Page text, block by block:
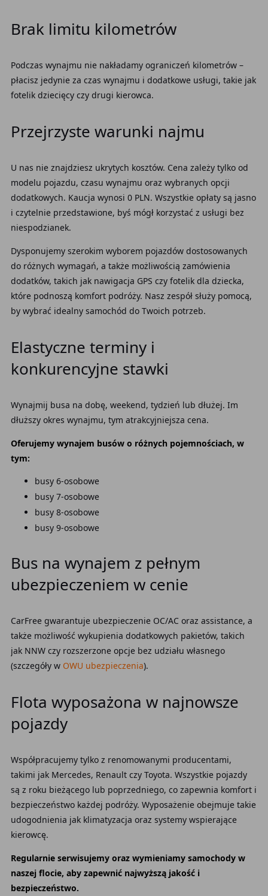
Brak limitu kilometrów
Podczas wynajmu nie nakładamy ograniczeń kilometrów –
płacisz jedynie za czas wynajmu i dodatkowe usługi, takie jak
fotelik dziecięcy czy drugi kierowca.
Przejrzyste warunki najmu
U nas nie znajdziesz ukrytych kosztów. Cena zależy tylko od
modelu pojazdu, czasu wynajmu oraz wybranych opcji
dodatkowych. Kaucja wynosi 0 PLN. Wszystkie opłaty są jasno
i czytelnie przedstawione, byś mógł korzystać z usługi bez
niespodzianek.
Dysponujemy szerokim wyborem pojazdów dostosowanych
do różnych wymagań, a także możliwością zamówienia
dodatków, takich jak nawigacja GPS czy fotelik dla dziecka,
które podnoszą komfort podróży. Nasz zespół służy pomocą,
by wybrać idealny samochód do Twoich potrzeb.
Elastyczne terminy i
konkurencyjne stawki
Wynajmij busa na dobę, weekend, tydzień lub dłużej. Im
dłuższy okres wynajmu, tym atrakcyjniejsza cena.
Oferujemy wynajem busów o różnych pojemnościach, w
tym:
busy 6-osobowe
busy 7-osobowe
busy 8-osobowe
busy 9-osobowe
Bus na wynajem z pełnym
ubezpieczeniem w cenie
CarFree gwarantuje ubezpieczenie OC/AC oraz assistance, a
także możliwość wykupienia dodatkowych pakietów, takich
jak NNW czy rozszerzone opcje bez udziału własnego
(szczegóły w OWU ubezpieczenia).
Flota wyposażona w najnowsze
pojazdy
Współpracujemy tylko z renomowanymi producentami,
takimi jak Mercedes, Renault czy Toyota. Wszystkie pojazdy
są z roku bieżącego lub poprzedniego, co zapewnia komfort i
bezpieczeństwo każdej podróży. Wyposażenie obejmuje takie
udogodnienia jak klimatyzacja oraz systemy wspierające
kierowcę.
Regularnie serwisujemy oraz wymieniamy samochody w
naszej flocie, aby zapewnić najwyższą jakość i
bezpieczeństwo.